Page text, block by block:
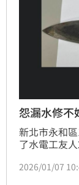
怨漏水修
新北市永和
了水電工友
等，2人反目
2026/01/07